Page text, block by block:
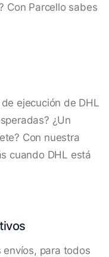
Con Parcello sabes
ejecución de DHL
¿Un
Con nuestra
cuando DHL está
para todos